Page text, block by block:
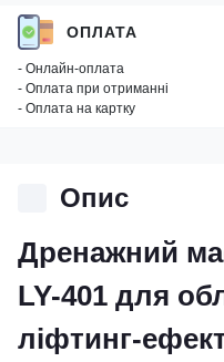
ОПЛАТА
- Онлайн-оплата
- Оплата при отриманні
- Оплата на картку
Опис
Дренажний
LY-401 для
ліфтинг-